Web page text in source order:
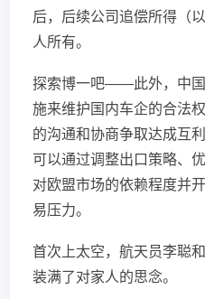
后，后续公司追偿所得（
人所有。
探索博一吧——此外，中
施来维护国内车企的合法
的沟通和协商争取达成互
可以通过调整出口策略、
对欧盟市场的依赖程度并
易压力。
首次上太空，航天员李聪
装满了对家人的思念。